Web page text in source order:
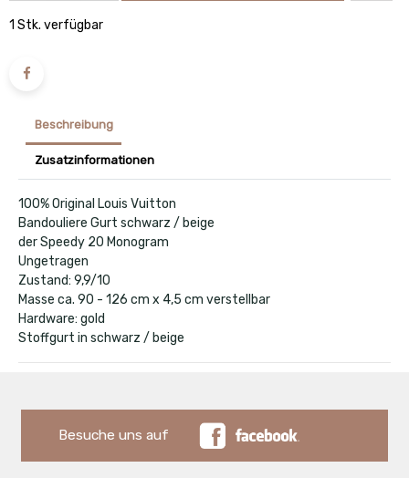
1 Stk. verfügbar
Beschreibung
Zusatzinformationen
100% Original Louis Vuitton
Bandouliere Gurt schwarz / beige
der Speedy 20 Monogram
Ungetragen
Zustand: 9,9/10
Masse ca. 90 - 126 cm x 4,5 cm verstellbar
Hardware: gold
Stoffgurt in schwarz / beige
Besuche uns auf